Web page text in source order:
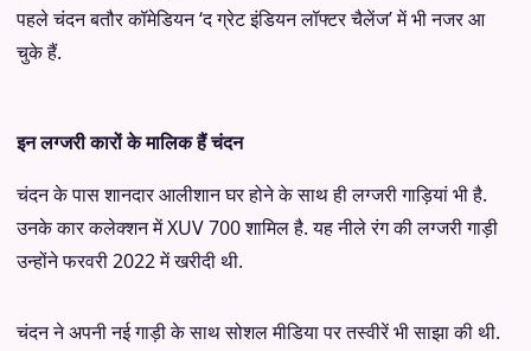
पहले चंदन बतौर कॉमेडियन ‘द ग्रेट इंडियन लॉफ्टर चैलेंज’ में भी नजर आ
चुके हैं.
इन लग्जरी कारों के मालिक हैं चंदन
चंदन के पास शानदार आलीशान घर होने के साथ ही लग्जरी गाड़ियां भी है.
उनके कार कलेक्शन में XUV 700 शामिल है. यह नीले रंग की लग्जरी गाड़ी
उन्होंने फरवरी 2022 में खरीदी थी.
चंदन ने अपनी नई गाड़ी के साथ सोशल मीडिया पर तस्वीरें भी साझा की थी.